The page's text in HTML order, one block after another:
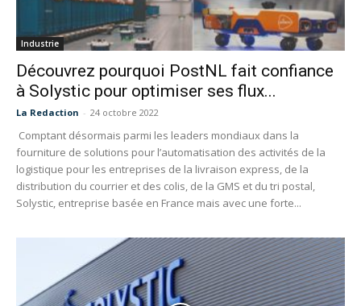
Industrie
Découvrez pourquoi PostNL fait confiance
à Solystic pour optimiser ses flux...
La Redaction - 24 octobre 2022
Comptant désormais parmi les leaders mondiaux dans la
fourniture de solutions pour l’automatisation des activités de la
logistique pour les entreprises de la livraison express, de la
distribution du courrier et des colis, de la GMS et du tri postal,
Solystic, entreprise basée en France mais avec une forte...